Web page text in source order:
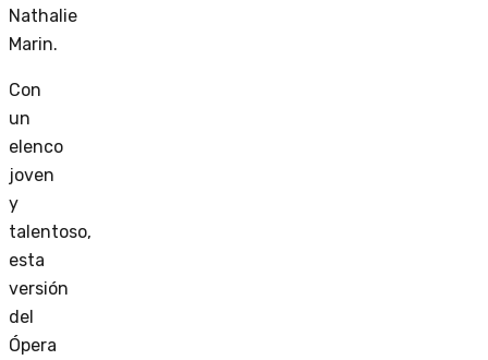
Nathalie
Marin.
Con
un
elenco
joven
y
talentoso,
esta
versión
del
Ópera